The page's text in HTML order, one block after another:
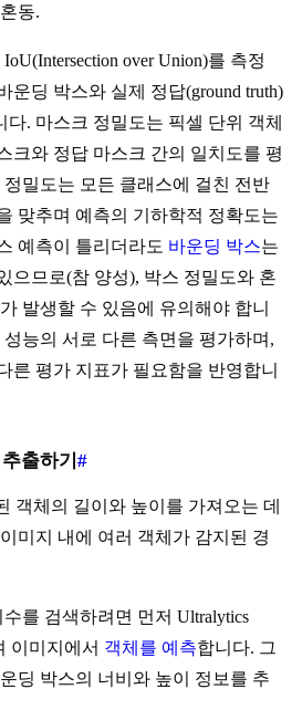
동.
over Union)를 측정
운딩 박스와 실제 정답(ground truth)
. 마스크 정밀도는 픽셀 단위 객체
크와 정답 마스크 간의 일치도를 평
밀도는 모든 클래스에 걸친 전반
맞추며 예측의 기하학적 정확도는
예측이 틀리더라도 바운딩 박스는
으므로(참 양성), 박스 정밀도와 혼
발생할 수 있음에 유의해야 합니
능의 서로 다른 측면을 평가하며,
른 평가 지표가 필요함을 반영합니
출하기 #
객체의 길이와 높이를 가져오는 데
미지 내에 여러 객체가 감지된 경
를 검색하려면 먼저 Ultralytics
이미지에서 객체를 예측합니다. 그
딩 박스의 너비와 높이 정보를 추